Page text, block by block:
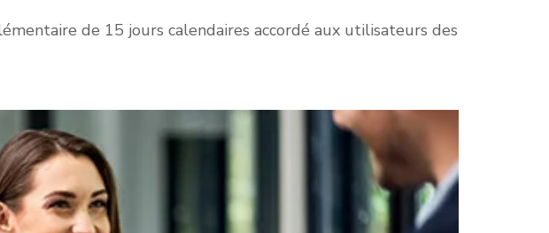
de 15 jours calendaires accordé aux utilisateurs des